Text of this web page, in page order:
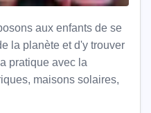
aux enfants de se
la planète et d'y trouver
pratique avec la
maisons solaires,